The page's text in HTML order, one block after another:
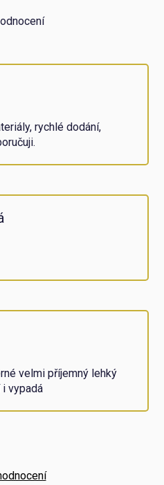
hodnocení
5,0
5 hvězdiček.
rychlé dodání,
5 hvězdiček.
5 hvězdiček.
velmi příjemný lehký
vypadá